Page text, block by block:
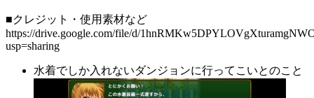
■クレジット・使用素材など
https://drive.google.com/file/d/
usp=sharing
水着でしか入れないダンジョンに行ってこいとのこと